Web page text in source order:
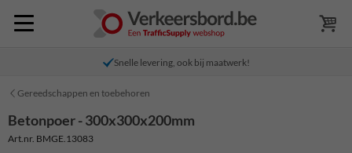
Snelle levering, ook bij maatwerk!
Gereedschappen en toebehoren
Betonpoer - 300x300x200mm
Art.nr. BMGE.13083